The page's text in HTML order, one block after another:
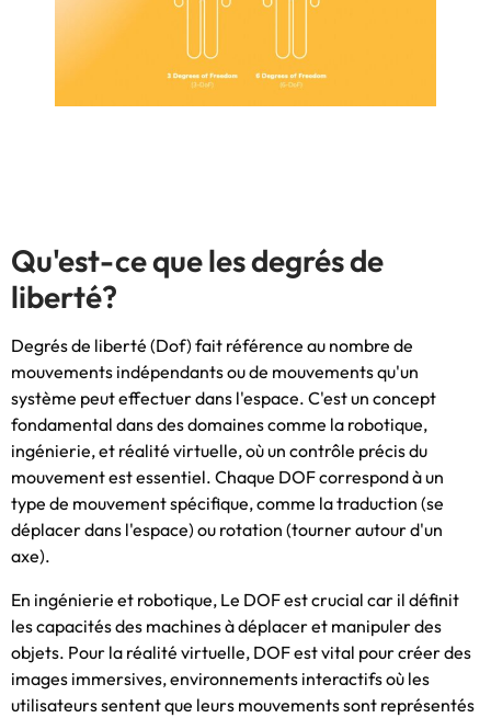
Qu'est-ce que les degrés de
liberté?
Degrés de liberté (Dof) fait référence au nombre de
mouvements indépendants ou de mouvements qu'un
système peut effectuer dans l'espace. C'est un concept
fondamental dans des domaines comme la robotique,
ingénierie, et réalité virtuelle, où un contrôle précis du
mouvement est essentiel. Chaque DOF correspond à un
type de mouvement spécifique, comme la traduction (se
déplacer dans l'espace) ou rotation (tourner autour d'un
axe).
En ingénierie et robotique, Le DOF est crucial car il définit
les capacités des machines à déplacer et manipuler des
objets. Pour la réalité virtuelle, DOF est vital pour créer des
images immersives, environnements interactifs où les
utilisateurs sentent que leurs mouvements sont représentés